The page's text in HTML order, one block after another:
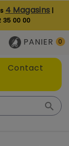
4 Magasins |
00 00
PANIER 0
Contact
